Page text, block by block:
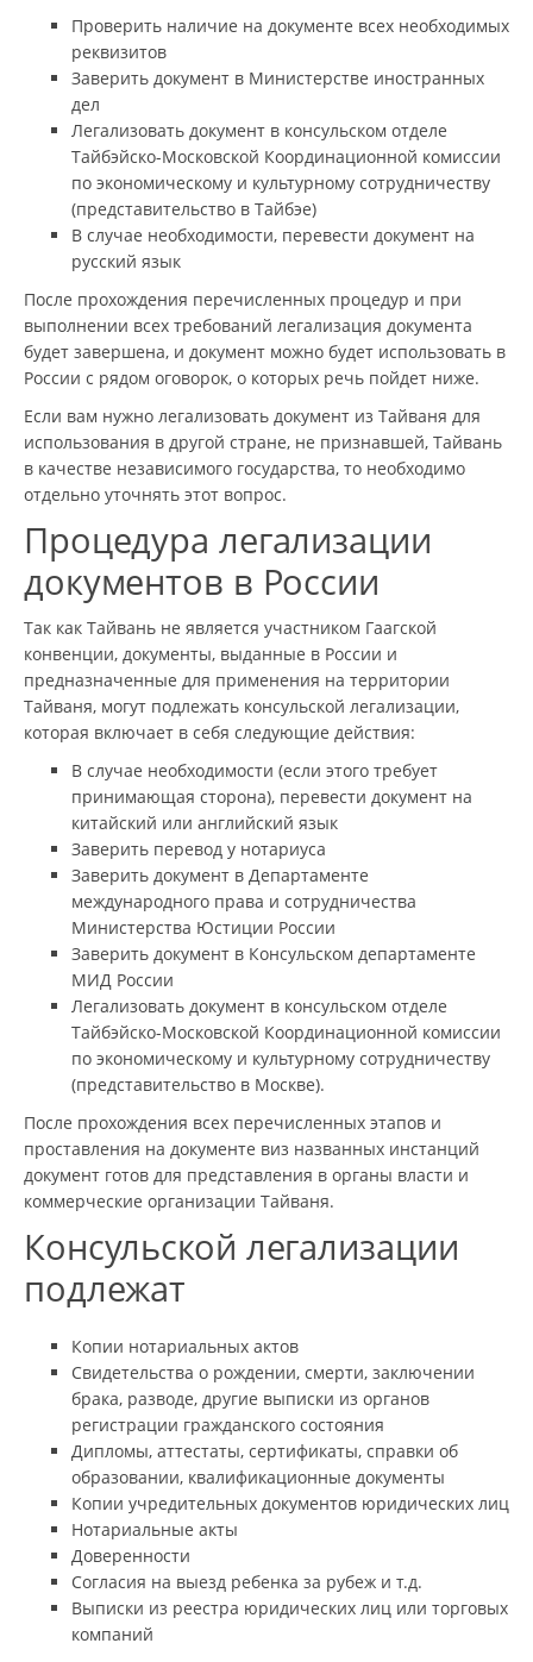
Проверить наличие на документе всех необходимых
реквизитов
Заверить документ в Министерстве иностранных
дел
Легализовать документ в консульском отделе
Тайбэйско-Московской Координационной комиссии
по экономическому и культурному сотрудничеству
(представительство в Тайбэе)
В случае необходимости, перевести документ на
русский язык
После прохождения перечисленных процедур и при
выполнении всех требований легализация документа
будет завершена, и документ можно будет использовать в
России с рядом оговорок, о которых речь пойдет ниже.
Если вам нужно легализовать документ из Тайваня для
использования в другой стране, не признавшей, Тайвань
в качестве независимого государства, то необходимо
отдельно уточнять этот вопрос.
Процедура легализации
документов в России
Так как Тайвань не является участником Гаагской
конвенции, документы, выданные в России и
предназначенные для применения на территории
Тайваня, могут подлежать консульской легализации,
которая включает в себя следующие действия:
В случае необходимости (если этого требует
принимающая сторона), перевести документ на
китайский или английский язык
Заверить перевод у нотариуса
Заверить документ в Департаменте
международного права и сотрудничества
Министерства Юстиции России
Заверить документ в Консульском департаменте
МИД России
Легализовать документ в консульском отделе
Тайбэйско-Московской Координационной комиссии
по экономическому и культурному сотрудничеству
(представительство в Москве).
После прохождения всех перечисленных этапов и
проставления на документе виз названных инстанций
документ готов для представления в органы власти и
коммерческие организации Тайваня.
Консульской легализации
подлежат
Копии нотариальных актов
Свидетельства о рождении, смерти, заключении
брака, разводе, другие выписки из органов
регистрации гражданского состояния
Дипломы, аттестаты, сертификаты, справки об
образовании, квалификационные документы
Копии учредительных документов юридических лиц
Нотариальные акты
Доверенности
Согласия на выезд ребенка за рубеж и т.д.
Выписки из реестра юридических лиц или торговых
компаний